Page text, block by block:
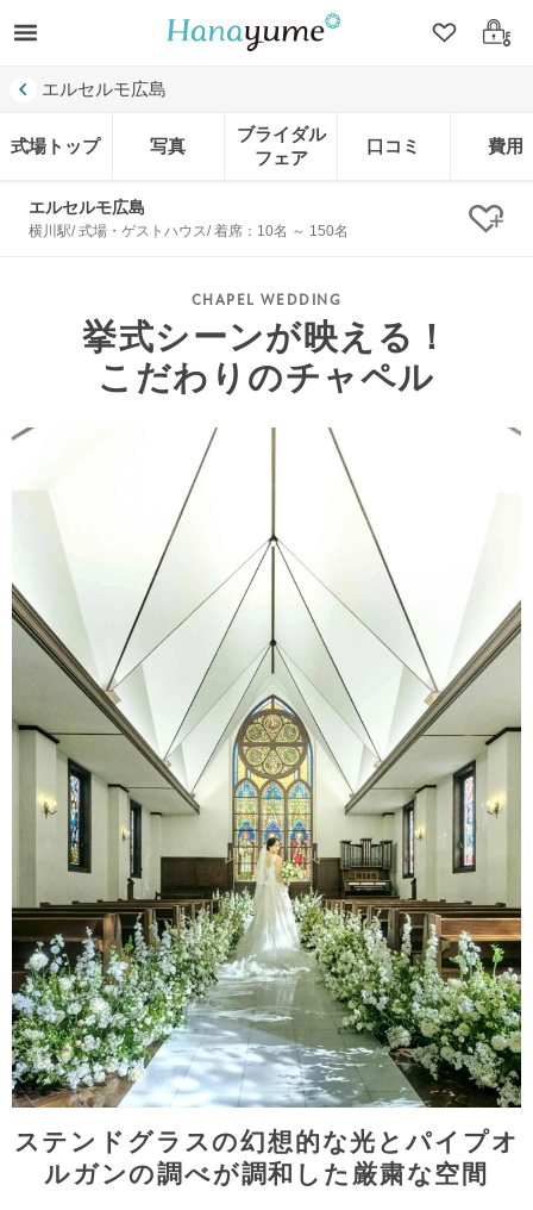
クリップ
ログ
エルセルモ広島
式場トップ 写真
ブライダル
フェア
口コミ 費用
エルセルモ広島
横川駅/ 式場・ゲストハウス/ 着席：10名 ～ 150名 ク
挙式シーンが映える！
こだわりのチャペル
ステンドグラスの幻想的な光とパイプオ
ルガンの調べが調和した厳粛な空間